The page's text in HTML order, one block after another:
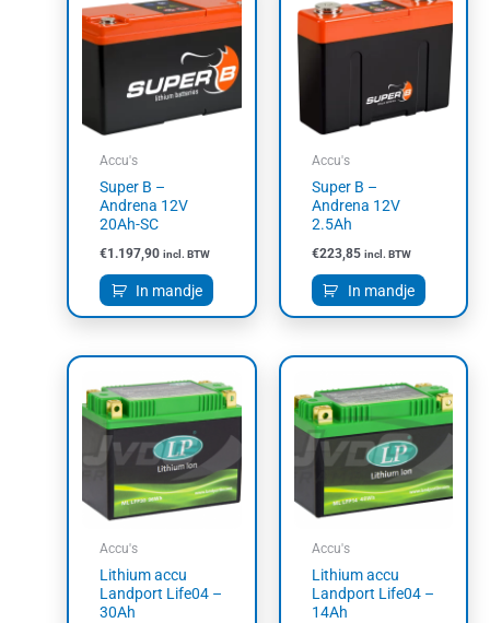
Accu's
Super B –
Andrena 12V
20Ah-SC
€1.197,90 incl. BTW
In mandje
Accu's
Super B –
Andrena 12V
2.5Ah
€223,85 incl. BTW
In mandje
Accu's
Lithium accu
Landport Life04 –
30Ah
Accu's
Lithium accu
Landport Life04 –
14Ah